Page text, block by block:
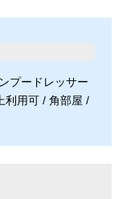
プードレッサー
利用可 / 角部屋 /